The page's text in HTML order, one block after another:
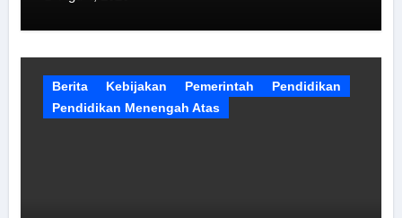
Berita Kebijakan Pemerintah
Pendidikan
Pendidikan Menengah Atas